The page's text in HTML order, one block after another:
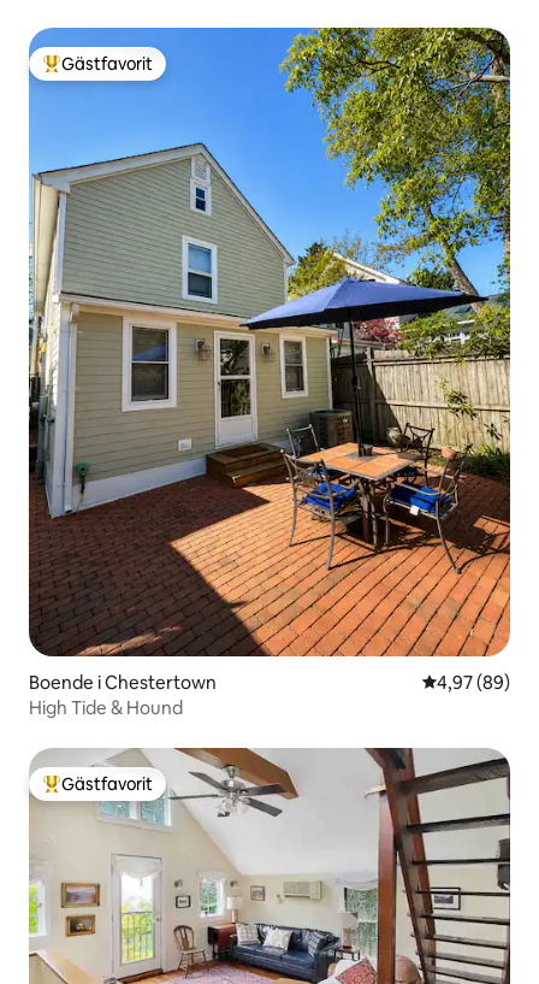
Populär gästfavorit
Gästfavorit
Boende i Chestertown 4,97 av 5 i
4,97 (89)
High Tide & Hound
Populär gästfavorit
Gästfavorit